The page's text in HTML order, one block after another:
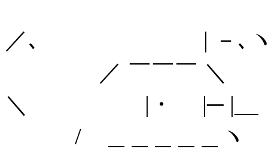
／､ | －
ゝ／ ￣￣￣
＼ |・ |─
/ ＿＿＿＿